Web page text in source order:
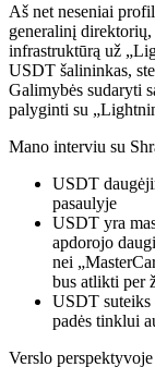
Aš net neseniai
generalinį
infrastruktūrą už
USDT šalininkas,
Galimybės sudaryti
palyginti su
Mano interviu su
USDT
pasaulyje
USDT yra
apdorojo
nei
bus atlikti per
USDT
padės tinklui
Verslo